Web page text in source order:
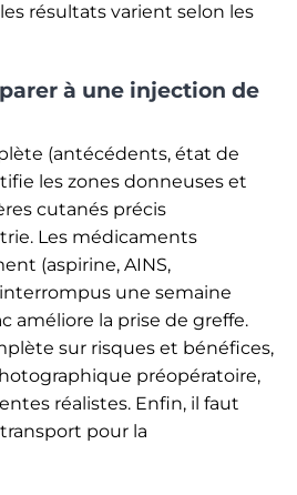
résultats varient selon les
à une injection de
(antécédents, état de
les zones donneuses et
cutanés précis
Les médicaments
(aspirine, AINS,
une semaine
améliore la prise de greffe.
sur risques et bénéfices,
préopératoire,
réalistes. Enfin, il faut
pour la